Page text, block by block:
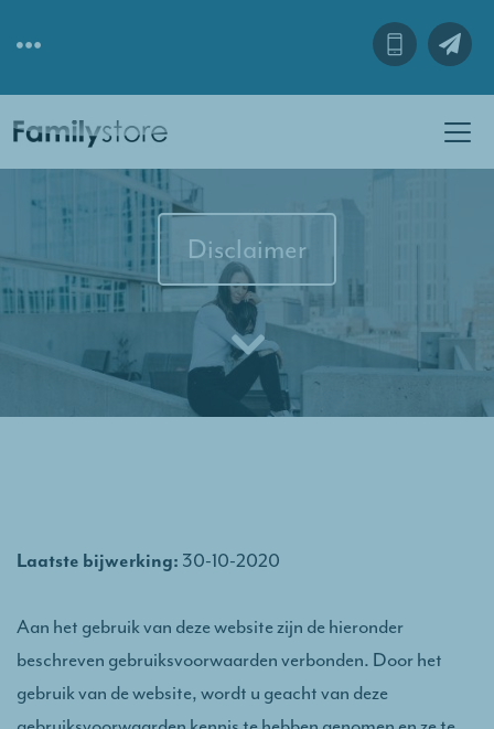
Disclaimer
Laatste bijwerking: 30-10-2020
Aan het gebruik van deze website zijn de hieronder
beschreven gebruiksvoorwaarden verbonden. Door het
gebruik van de website, wordt u geacht van deze